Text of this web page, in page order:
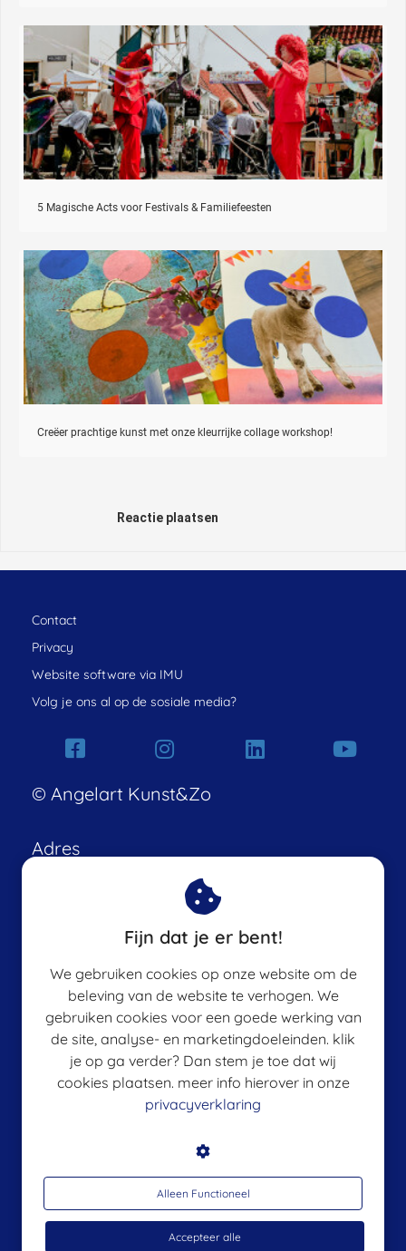
5 Magische Acts voor Festivals & Familiefeesten
Creëer prachtige kunst met onze kleurrijke collage workshop!
Reactie plaatsen
Contact
Privacy
Website software via IMU
Volg je ons al op de sosiale media?
© Angelart Kunst&Zo
Adres
Hattem
info@angelapeters.nl
KvK nummer: 67974546
BTW nummer: NL001419252B56
Angelart Workshops
Origineel beeldend werk
Fijn dat je er bent!
We gebruiken cookies op onze website om de
beleving van de website te verhogen. We
gebruiken cookies voor een goede werking van
de site, analyse- en marketingdoeleinden. klik
je op ga verder? Dan stem je toe dat wij
cookies plaatsen. meer info hierover in onze
privacyverklaring
Alleen Functioneel
Accepteer alle